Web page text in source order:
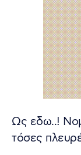
Ως εδω..!
τόσες